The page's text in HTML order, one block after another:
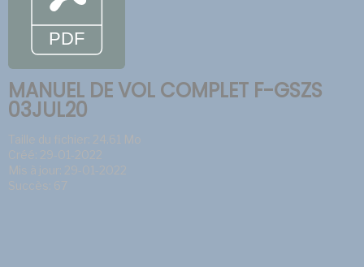
MANUEL DE VOL COMPLET F-GSZS
03JUL20
Taille du fichier: 24.61 Mo
Créé: 29-01-2022
Mis à jour: 29-01-2022
Succès: 67